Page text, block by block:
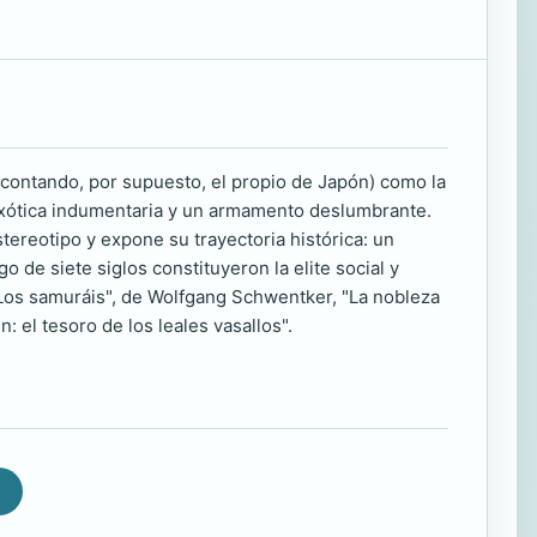
por supuesto, el propio de Japón) como la
indumentaria y un armamento deslumbrante.
y expone su trayectoria histórica: un
de siete siglos constituyeron la elite social y
samuráis", de Wolfgang Schwentker, "La nobleza
el tesoro de los leales vasallos".